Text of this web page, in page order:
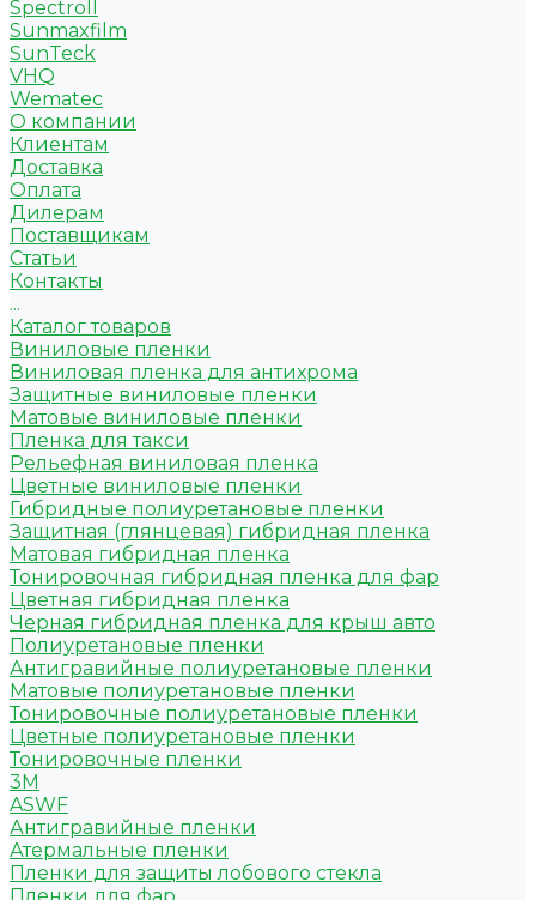
Spectroll
Sunmaxfilm
SunTeck
VHQ
Wematec
О компании
Клиентам
Доставка
Оплата
Дилерам
Поставщикам
Статьи
Контакты
...
Каталог товаров
Виниловые пленки
Виниловая пленка для антихрома
Защитные виниловые пленки
Матовые виниловые пленки
Пленка для такси
Рельефная виниловая пленка
Цветные виниловые пленки
Гибридные полиуретановые пленки
Защитная (глянцевая) гибридная пленка
Матовая гибридная пленка
Тонировочная гибридная пленка для фар
Цветная гибридная пленка
Черная гибридная пленка для крыш авто
Полиуретановые пленки
Антигравийные полиуретановые пленки
Матовые полиуретановые пленки
Тонировочные полиуретановые пленки
Цветные полиуретановые пленки
Тонировочные пленки
3M
ASWF
Антигравийные пленки
Атермальные пленки
Пленки для защиты лобового стекла